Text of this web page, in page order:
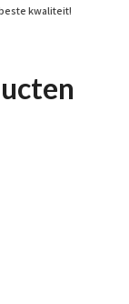
kwaliteit!